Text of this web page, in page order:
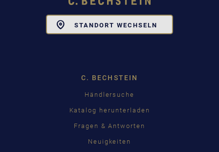
STANDORT WECHSELN
C. BECHSTEIN
Händlersuche
Katalog herunterladen
Fragen & Antworten
Neuigkeiten